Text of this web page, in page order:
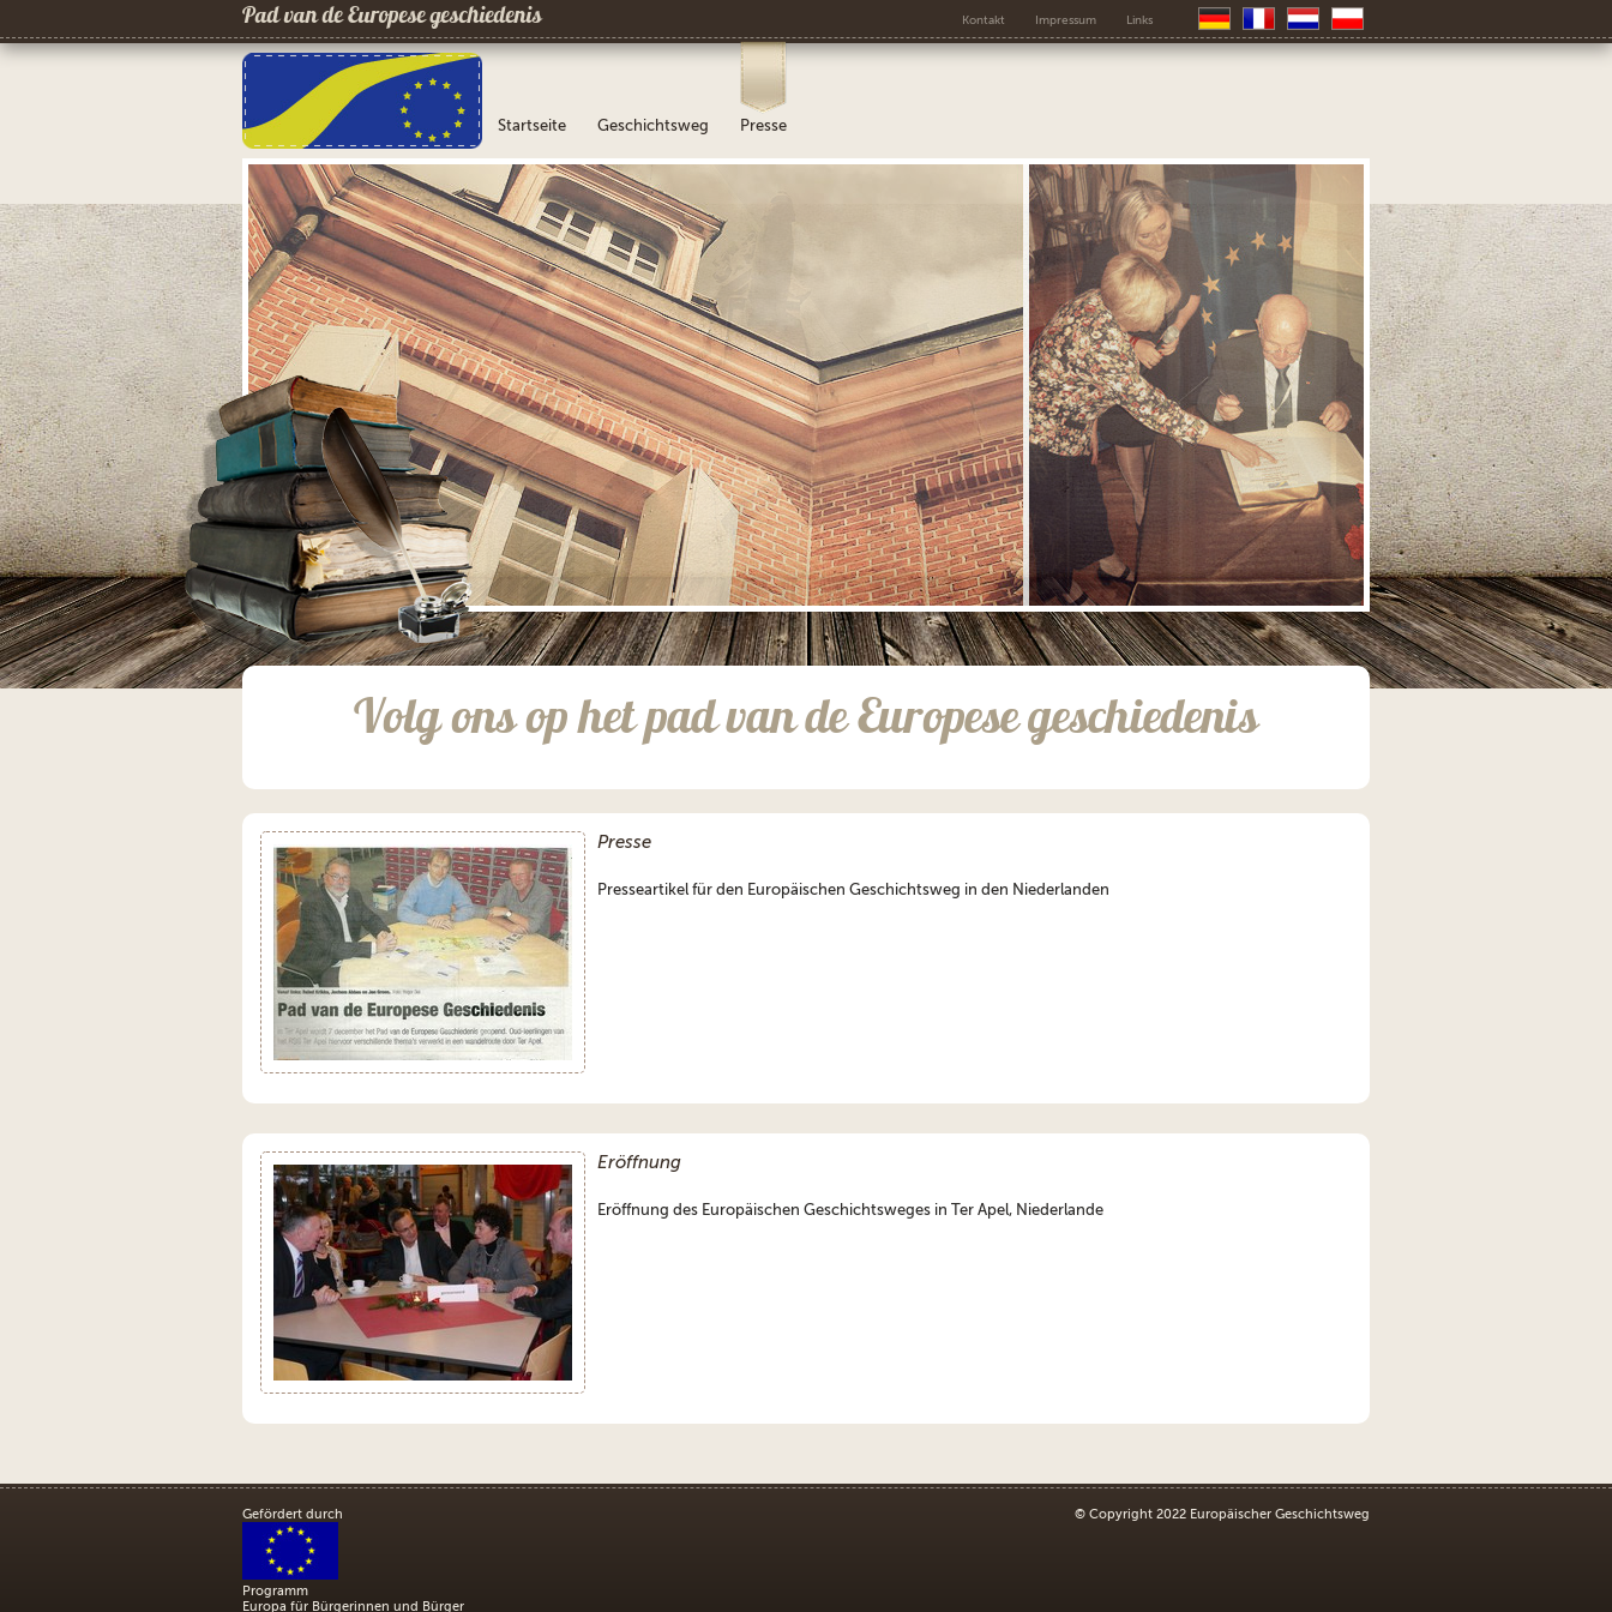
Pad van de Europese geschiedenis Kontakt Impressum Links
Startseite Geschichtsweg Presse
;
Volg ons op het pad van de Europese geschiedenis
Presse
Presseartikel für den Europäischen Geschichtsweg in den Niederlanden
Eröffnung
Eröffnung des Europäischen Geschichtsweges in Ter Apel, Niederlande
Gefördert durch
Programm
Europa für Bürgerinnen und Bürger
© Copyright 2022 Europäischer Geschichtsweg